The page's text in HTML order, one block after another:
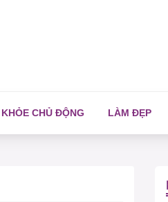
CHỦ ĐỘNG LÀM ĐẸP